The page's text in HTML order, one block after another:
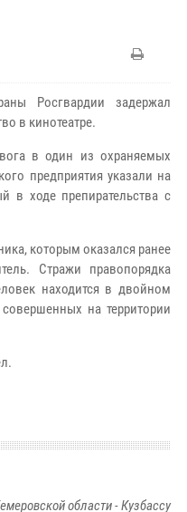
Росгвардии задержал
в кинотеатре.
в один из охраняемых
предприятия указали на
в ходе препирательства с
которым оказался ранее
Стражи правопорядка
находится в двойном
на территории
области - Кузбассу